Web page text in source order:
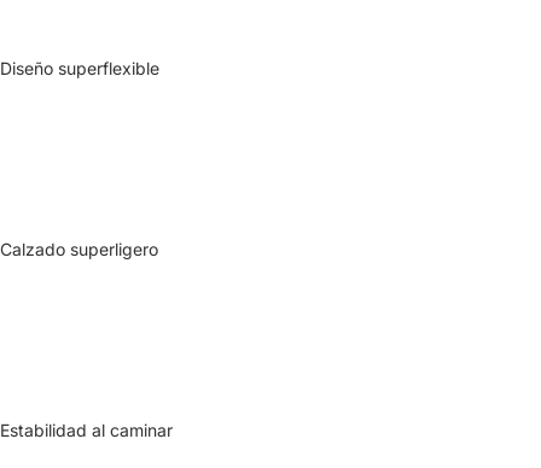
Diseño superflexible
Calzado superligero
Estabilidad al caminar